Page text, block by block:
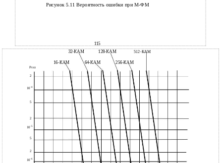
Рисунок 5.11 Вероятность ошибки при М-ФМ
115
32-КАМ
128-КАМ 512-КАМ
16-КАМ 64-КАМ 256-КАМ
РОШ
2
10-4
5
2
10-5
5
2
10-6